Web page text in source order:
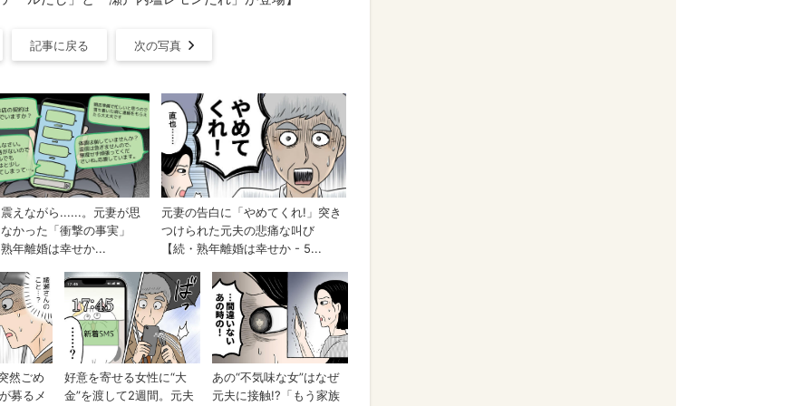
記事に戻る 次の写真